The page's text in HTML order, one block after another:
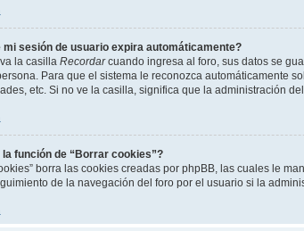
mi sesión de usuario expira automáticamente?
la casilla Recordarcuando ingresa al foro, sus datos se
Para que el sistema le reconozca automáticamente
etc. Si no ve la casilla, significa que la administración
la función de “Borrar cookies”?
borra las cookies creadas por phpBB, las cuales le
de la navegación del foro por el usuario si la